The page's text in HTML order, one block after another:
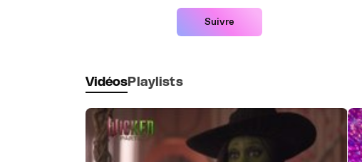
Suivre
Vidéos Playlists